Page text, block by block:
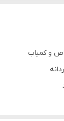
خاص و کمیاب